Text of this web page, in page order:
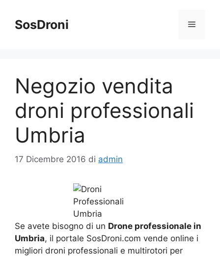
contenuto
SosDroni Menu
Negozio vendita
droni professionali
Umbria
17 Dicembre 2016 di admin
Se avete bisogno di un Drone professionale in
Umbria, il portale SosDroni.com vende online i
migliori droni professionali e multirotori per